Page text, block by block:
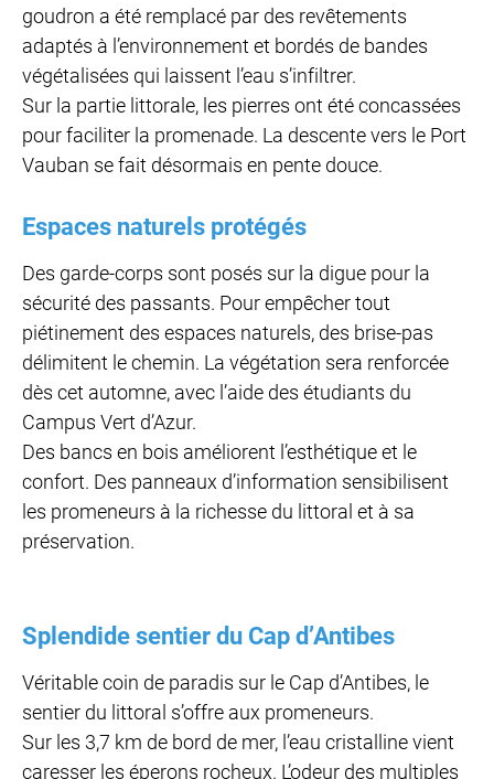
goudron a été remplacé par des revêtements
adaptés à l’environnement et bordés de bandes
végétalisées qui laissent l’eau s’infiltrer.
Sur la partie littorale, les pierres ont été concassées
pour faciliter la promenade. La descente vers le Port
Vauban se fait désormais en pente douce.
Espaces naturels protégés
Des garde-corps sont posés sur la digue pour la
sécurité des passants. Pour empêcher tout
piétinement des espaces naturels, des brise-pas
délimitent le chemin. La végétation sera renforcée
dès cet automne, avec l’aide des étudiants du
Campus Vert d’Azur.
Des bancs en bois améliorent l’esthétique et le
confort. Des panneaux d’information sensibilisent
les promeneurs à la richesse du littoral et à sa
préservation.
Splendide sentier du Cap d’Antibes
Véritable coin de paradis sur le Cap d’Antibes, le
sentier du littoral s’offre aux promeneurs.
Sur les 3,7 km de bord de mer, l’eau cristalline vient
caresser les éperons rocheux. L’odeur des multiples